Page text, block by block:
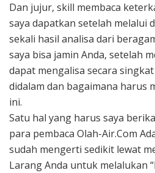
Dan jujur, skill membaca
saya dapatkan setelah melalui
sekali hasil analisa dari
saya bisa jamin Anda, setelah
dapat mengalisa secara
didalam dan bagaimana harus
ini.
Satu hal yang harus saya
para pembaca Olah-Air.Com
sudah mengerti sedikit lewat
Larang Anda untuk melalukan